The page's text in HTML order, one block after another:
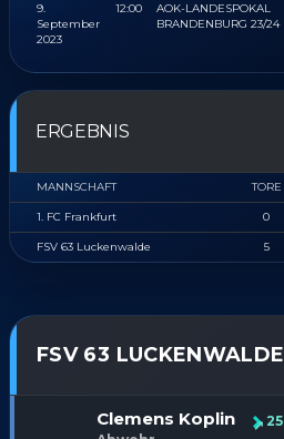
9.
September
2023
12:00
AOK-LANDESPOKAL
BRANDENBURG 23/24
ERGEBNIS
MANNSCHAFT TORE
1. FC Frankfurt 0
FSV 63 Luckenwalde 5
FSV 63 LUCKENWALDE
Clemens Koplin
25